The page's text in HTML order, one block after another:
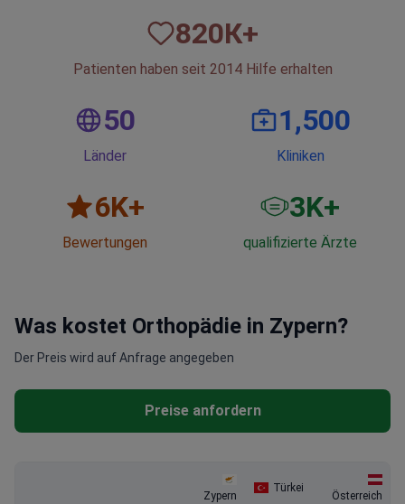
820К+
Patienten haben seit 2014 Hilfe erhalten
50
Länder
1,500
Kliniken
6K+
Bewertungen
3K+
qualifizierte Ärzte
Was kostet Orthopädie in Zypern?
Der Preis wird auf Anfrage angegeben
Preise anfordern
Zypern
Türkei
Österreich